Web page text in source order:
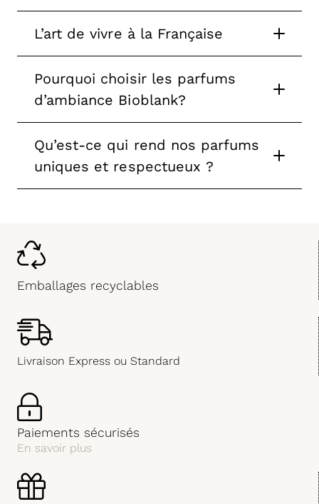
23,10 €
à
19,25 €
L’art de vivre à la Française
Pourquoi choisir les parfums
d’ambiance Bioblank?
Qu’est-ce qui rend nos parfums
uniques et respectueux ?
Emballages recyclables
Livraison Express ou Standard
Paiements sécurisés
En savoir plus